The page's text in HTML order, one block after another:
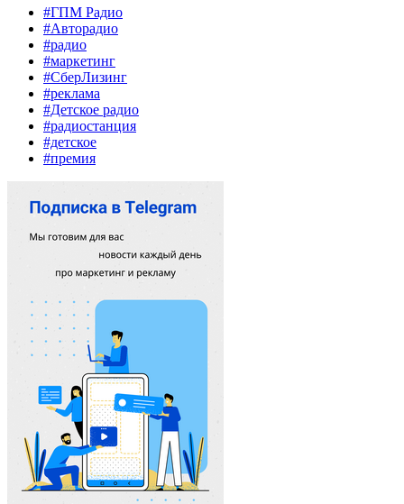
#ГПМ Радио
#Авторадио
#радио
#маркетинг
#СберЛизинг
#реклама
#Детское радио
#радиостанция
#детское
#премия